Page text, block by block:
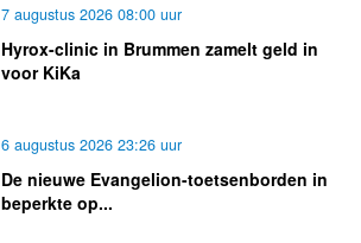
7 augustus 2026 08:00 uur
Hyrox-clinic in Brummen zamelt geld in
voor KiKa
6 augustus 2026 23:26 uur
De nieuwe Evangelion-toetsenborden in
beperkte op...